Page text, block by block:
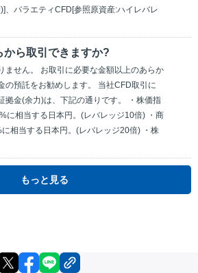
、バラエティCFD[参照原資産:ハイレバレ
ら取引できますか?
ません。 お取引に必要な金額以上のあらか
の預託をお勧めします。 当社CFD取引に
拠金(余力)は、下記の通りです。 ・株価指
に相当する日本円。(レバレッジ10倍) ・商
相当する日本円。(レバレッジ20倍) ・株
もっと見る
X facebook